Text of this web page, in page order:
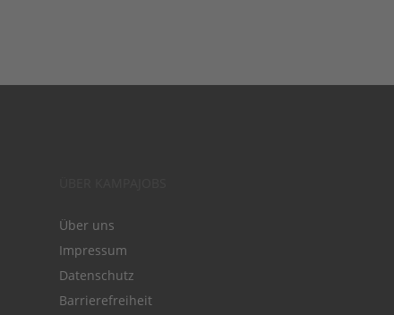
Über uns
Impressum
Datenschutz
Barrierefreiheit